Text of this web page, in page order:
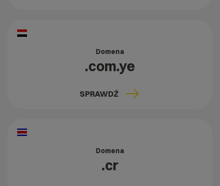
Domena
.com.ye
SPRAWDŹ
Domena
.cr